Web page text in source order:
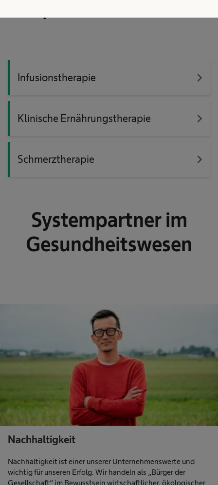
Infusionstherapie navigate_next
Klinische Ernährungstherapie navigate_next
Schmerztherapie navigate_next
Systempartner im
Gesundheitswesen
Nachhaltigkeit
Nachhaltigkeit ist einer unserer Unternehmenswerte und
wichtig für unseren Erfolg. Wir handeln als „Bürger der
Gesellschaft“ im Bewusstsein wirtschaftlicher, ökologischer